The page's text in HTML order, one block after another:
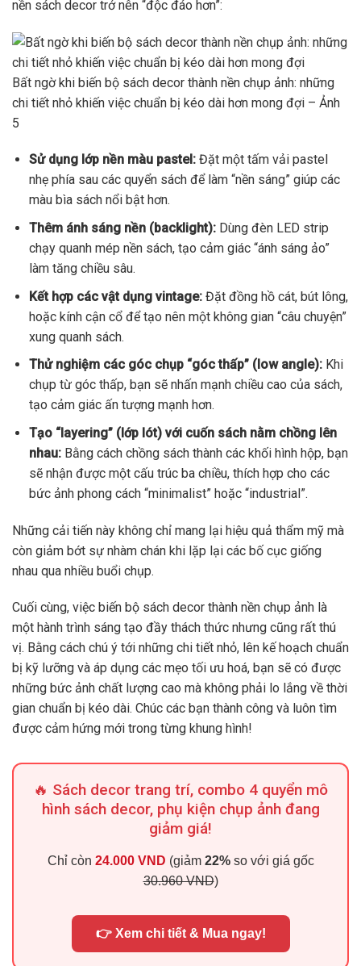
nền sách decor trở nên “độc đáo hơn”:
Bất ngờ khi biến bộ sách decor thành nền chụp ảnh: những
chi tiết nhỏ khiến việc chuẩn bị kéo dài hơn mong đợi – Ảnh
5
Sử dụng lớp nền màu pastel:Đặt một tấm vải pastel
nhẹ phía sau các quyển sách để làm “nền sáng” giúp các
màu bìa sách nổi bật hơn.
Thêm ánh sáng nền (backlight):Dùng đèn LED strip
chạy quanh mép nền sách, tạo cảm giác “ánh sáng ảo”
làm tăng chiều sâu.
Kết hợp các vật dụng vintage:Đặt đồng hồ cát, bút lông,
hoặc kính cận cổ để tạo nên một không gian “câu chuyện”
xung quanh sách.
Thử nghiệm các góc chụp “góc thấp” (low angle):Khi
chụp từ góc thấp, bạn sẽ nhấn mạnh chiều cao của sách,
tạo cảm giác ấn tượng mạnh hơn.
Tạo “layering” (lớp lót) với cuốn sách nằm chồng lên
nhau:Bằng cách chồng sách thành các khối hình hộp, bạn
sẽ nhận được một cấu trúc ba chiều, thích hợp cho các
bức ảnh phong cách “minimalist” hoặc “industrial”.
Những cải tiến này không chỉ mang lại hiệu quả thẩm mỹ mà
còn giảm bớt sự nhàm chán khi lặp lại các bố cục giống
nhau qua nhiều buổi chụp.
Cuối cùng, việc biến bộ sách decor thành nền chụp ảnh là
một hành trình sáng tạo đầy thách thức nhưng cũng rất thú
vị. Bằng cách chú ý tới những chi tiết nhỏ, lên kế hoạch chuẩn
bị kỹ lưỡng và áp dụng các mẹo tối ưu hoá, bạn sẽ có được
những bức ảnh chất lượng cao mà không phải lo lắng về thời
gian chuẩn bị kéo dài. Chúc các bạn thành công và luôn tìm
được cảm hứng mới trong từng khung hình!
🔥 Sách decor trang trí, combo 4 quyển mô
hình sách decor, phụ kiện chụp ảnh đang
giảm giá!
Chỉ còn 24.000 VND (giảm 22%so với giá gốc
30.960 VND)
👉 Xem chi tiết & Mua ngay!